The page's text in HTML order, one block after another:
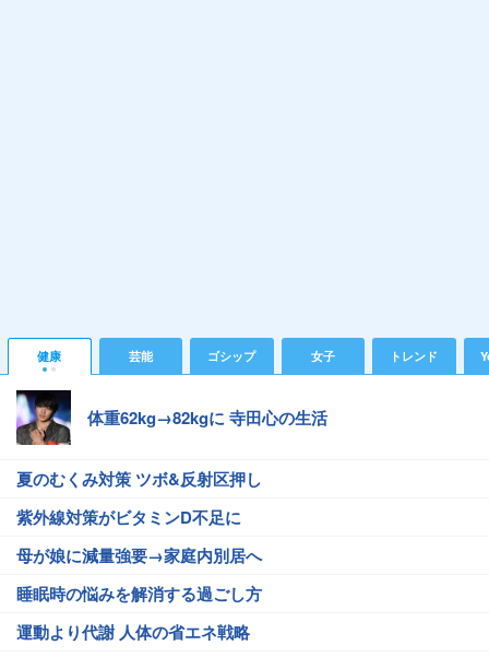
健康 芸能 ゴシップ 女子 トレンド
体重62kg→82kgに 寺田心の生活
夏のむくみ対策 ツボ&反射区押し
紫外線対策がビタミンD不足に
母が娘に減量強要→家庭内別居へ
睡眠時の悩みを解消する過ごし方
運動より代謝 人体の省エネ戦略